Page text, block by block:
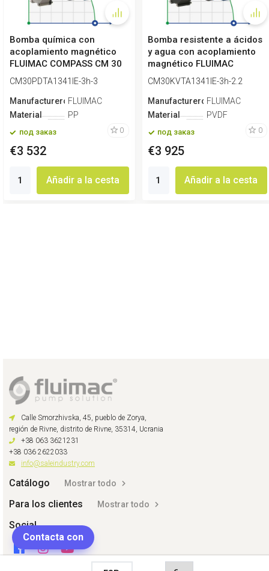
Bomba química con
acoplamiento magnético
FLUIMAC COMPASS CM 30
PP, 3 kW, 380V
CM30PDTA1341IE-3h-3
Manufacturero FLUIMAC
Material
PP
под заказ 0
€3 532
Añadir a la cesta
Bomba resistente a ácidos
y agua con acoplamiento
magnético FLUIMAC
COMPASS C...
CM30KVTA1341IE-3h-2.2
Manufacturero FLUIMAC
Material
PVDF
под заказ 0
€3 925
Añadir a la cesta
Calle Smorzhivska, 45, pueblo de Zorya,
región de Rivne, distrito de Rivne, 35314, Ucrania
+38 063 3621231
+38 036 2622033
info@saleindustry.com
Catálogo Mostrar todo
Para los clientes Mostrar todo
Social
Contacta con